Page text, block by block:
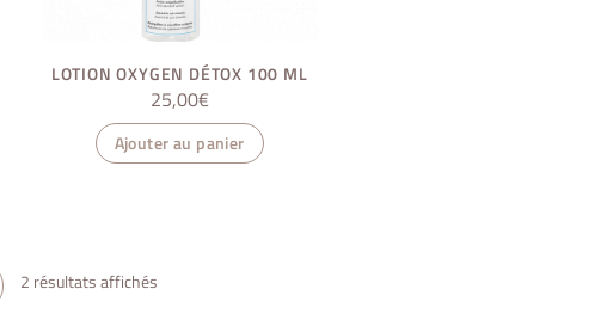
LOTION OXYGEN DÉTOX 100 ML
25,00€
Ajouter au panier
2 résultats affichés